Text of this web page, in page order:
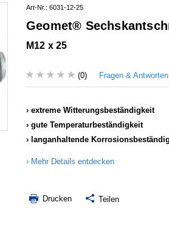
Art-Nr.: 6031-12-25
Geomet®
M12 x 25
(0) Fragen &
extreme Witterungsbeständigkeit
gute Temperaturbeständigkeit
langanhaltende
Mehr Details entdecken
Drucken Teilen